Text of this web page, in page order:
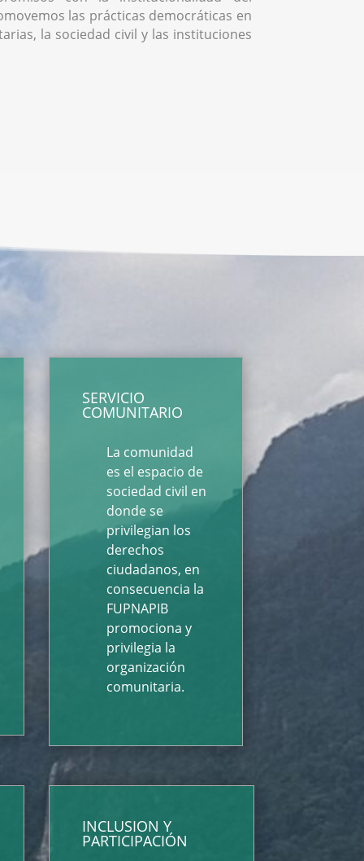
las prácticas democráticas en
la sociedad civil y las instituciones
SERVICIO
COMUNITARIO
La comunidad
es el espacio de
sociedad civil en
donde se
privilegian los
derechos
ciudadanos, en
consecuencia la
FUPNAPIB
promociona y
privilegia la
organización
comunitaria.
INCLUSION Y
PARTICIPACIÓN